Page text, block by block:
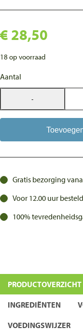
€ 28,50
18 op voorraad
Aantal
-
Gratis bezorging
Voor 12.00 uur
100%
PRODUCTOVERZICHT
INGREDIËNTEN
VOEDINGSWIJZER